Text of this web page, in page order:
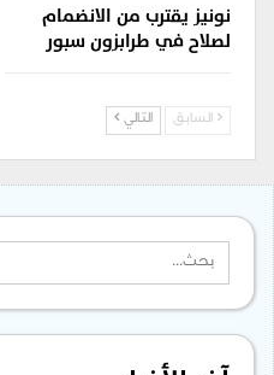
نونيز يقترب من الانضمام
لصلاح في طرابزون سبور
السابق التالي